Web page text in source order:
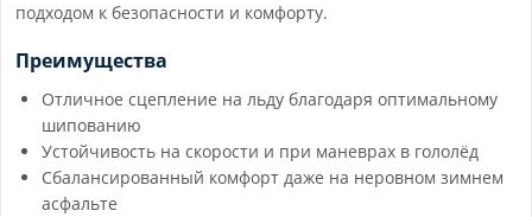
подходом к безопасности и комфорту.
Преимущества
Отличное сцепление на льду благодаря оптимальному
шипованию
Устойчивость на скорости и при маневрах в гололёд
Сбалансированный комфорт даже на неровном зимнем
асфальте